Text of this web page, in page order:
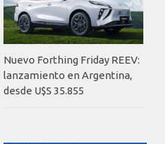
Nuevo Forthing Friday REEV:
lanzamiento en Argentina,
desde U$S 35.855